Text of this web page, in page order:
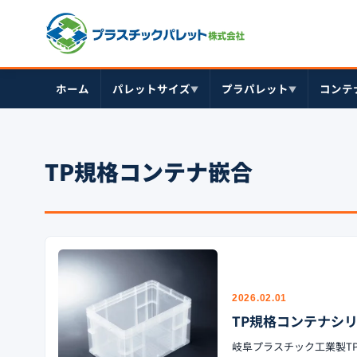
ホーム パレットサイズ▼ プラパレット▼ コンテ
TP規格コンテナ嵌合
2026.02.01
TP規格コンテナシ
岐阜プラスチック工業製